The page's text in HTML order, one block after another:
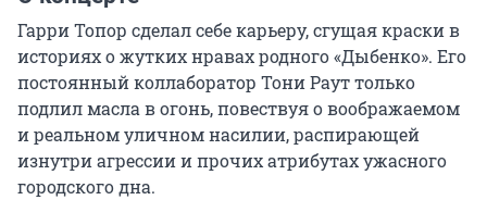
Гарри Топор сделал себе карьеру, сгущая краски в
историях о жутких нравах родного «Дыбенко». Его
постоянный коллаборатор Тони Раут только
подлил масла в огонь, повествуя о воображаемом
и реальном уличном насилии, распирающей
изнутри агрессии и прочих атрибутах ужасного
городского дна.